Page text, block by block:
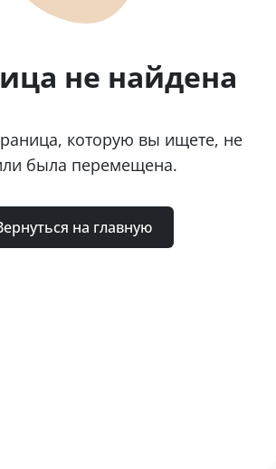
не найдена
которую вы ищете, не
была перемещена.
на главную